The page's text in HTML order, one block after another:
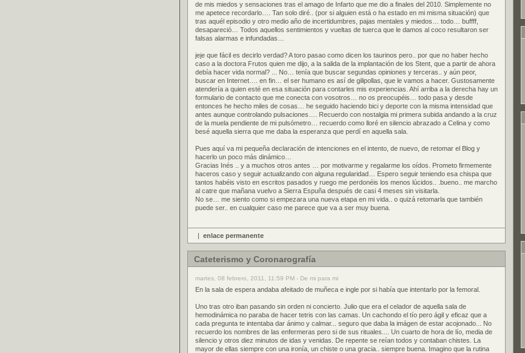
de mis miedos y sensaciones tras el amago de Infarto que me dio a finales del 2010. Simplemente no
me apetece recordarlo…. Tan solo diré.. (por si alguien está o ha estado en mi misma situación) que
tras aquél episodio y otro medio año de incertidumbres, pajas mentales y miedos… todo… buffff,
desapareció… Todos aquellos sentimientos y vueltas de tuerca que le damos al coco resultaron ser
falsas alarmas e infundadas…
jeje que fácil es decirlo verdad? A toro pasao como dicen los taurinos pero.. por que no haber hecho
caso a la doctora Frutos quien me dijo, a la salida de la implantación de los Stent, que a partir de ahora
debía hacer vida normal? ... No… tenía que buscar segundas opiniones y terceras.. y aún peor,
buscar en Internet…. en fin… el ser humano es así de gilipollas, que le vamos a hacer. Gustosamente
atendería a quien esté en esa situación para contarles mis experiencias. Ahí arriba a la derecha hay un
formulario de contacto que me conecta con vosotros… no os preocupéis… todo pasa y desde
entonces he hecho miles de cosas… he seguido haciendo bici y deporte con la misma intensidad que
antes aunque controlando pulsaciones…. Recuerdo con nostalgia mi primera subida andando a la cruz
de la muela pendiente de mi pulsómetro… recuerdo como lloré en silencio abrazado a Celina y como
besé aquella sierra que me daba la esperanza que perdí en aquella sala.
Pues aquí va mi pequeña declaración de intenciones en el intento, de nuevo, de retomar el Blog y
hacerlo un poco más dinámico…
Gracias Inés .. y a muchos otros antes … por motivarme y regalarme los oídos. Prometo firmemente
haceros caso y seguir actualizando con alguna regularidad… Espero seguir teniendo esa chispa que
tantos habéis visto en escritos pasados y ruego me perdonéis los menos lúcidos.. .bueno.. me marcho
al catre que mañana vuelvo a Sierra Espuña después de casi 4 meses sin visitarla.
No se… me siento como si empezara una nueva etapa en mi vida.. o quizá retomarla que también
puede ser.. en cualquier caso me parece que va a ser muy buena.
| enlace permanente
Cateterismo y Coronarografía
martes, 08 febrero, 2011, 11:59 PM - De mi para mi
En la sala de espera andaba afeitado de muñeca e ingle por si había que intentarlo por la femoral.
Uno tras otro iban pasando sin orden ni concierto. Julio que era el celador de aquella sala de
hemodinámica no paraba de hacer tetris con las camas. Un cachondo el tío pero ágil y eficaz que a
cada pregunta te intentaba dar ánimo y calmar... seguro que daba la imágen de estar acojonado... No
recuerdo los nombres de las enfermeras pero si de sus rituales.... Un cuarto de hora de lío, media de
silencio y otros diez minutos de idas y venidas. De repente se reían todos y contaban chistes. La
mayor de ellas siempre con una ironía, un chiste o una gracia.. siempre buena. Imagino que la rutina